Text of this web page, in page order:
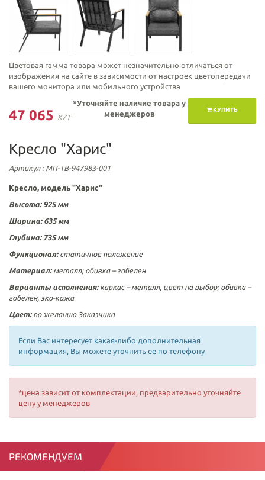
Цветовая гамма товара может незначительно отличаться от
изображения на сайте в зависимости от настроек цветопередачи
вашего монитора или мобильного устройства
47 065 KZT
КУПИТЬ
*Уточняйте наличие товара у
менеджеров
Кресло "Харис"
Артикул: МП-ТВ-947983-001
Кресло, модель "Харис"
Высота: 925 мм
Ширина: 635мм
Глубина: 735мм
Функционал: статичное положение
Материал: металл;обивка – гобелен
Варианты исполнения: каркас – металл, цвет на выбор; обивка –
гобелен, эко-кожа
Цвет:по желанию Заказчика
Если Вас интересует какая-либо дополнительная
информация, Вы можете уточнить ее по телефону
*цена зависит от комплектации, предварительно уточняйте
цену у менеджеров
РЕКОМЕНДУЕМ